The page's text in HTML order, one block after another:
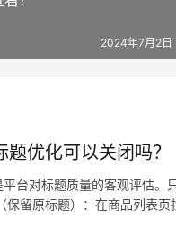
2024年7月2
优化可以关闭吗？
台对标题质量的客观评估。
保留原标题）：在商品列表页